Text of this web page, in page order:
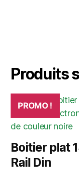
Produits
PROMO !
Boitier plat
Rail Din